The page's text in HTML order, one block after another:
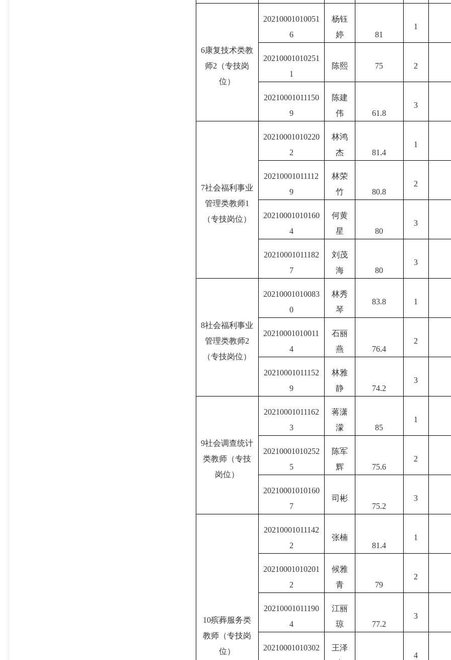
6康复技术类教
师2（专技岗
位）
20210001010051
6
杨钰
婷
81
1
20210001010251
1
陈熙 75 2
20210001011150
9
陈建
伟
61.8
3
7社会福利事业
管理类教师1
（专技岗位）
20210001010220
2
林鸿
杰
81.4
1
20210001011112
9
林荣
竹
80.8
2
20210001010160
4
何黄
星
80
3
20210001011182
7
刘茂
海
80
3
8社会福利事业
管理类教师2
（专技岗位）
20210001010083
0
林秀
琴
83.8 1
20210001010011
4
石丽
燕
76.4
2
20210001011152
9
林雅
静
74.2
3
9社会调查统计
类教师（专技
岗位）
20210001011162
3
蒋潇
濛
85
1
20210001010252
5
陈军
辉
75.6
2
20210001010160
7
司彬
75.2
3
10殡葬服务类
教师（专技岗
位）
20210001011142
2
张楠
81.4
1
20210001010201
2
候雅
青
79
2
20210001011190
4
江丽
琼
77.2
3
20210001010302
王泽
4